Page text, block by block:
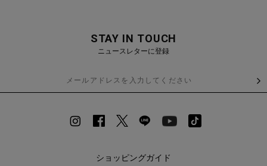
STAY IN TOUCH
ニュースレターに登録
ショッピングガイド